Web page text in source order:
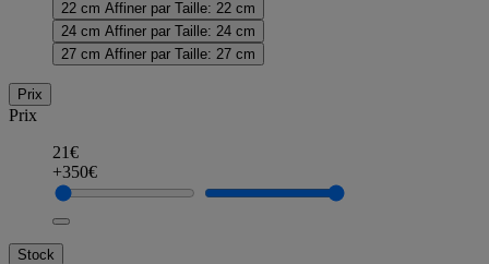
22 cm Affiner par Taille: 22 cm
24 cm Affiner par Taille: 24 cm
27 cm Affiner par Taille: 27 cm
Prix
Prix
21€
+350€
Stock